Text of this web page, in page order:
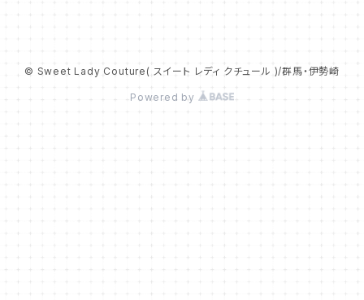
© Sweet Lady Couture( スイート レディ クチュール )/群馬・伊勢崎
Powered by